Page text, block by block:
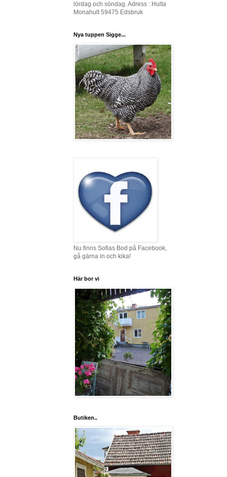
lördag och söndag. Adress : Hulta
Monahult 59475 Edsbruk
Nya tuppen Sigge...
Nu finns Sofias Bod på Facebook,
gå gärna in och kika!
Här bor vi
Butiken..